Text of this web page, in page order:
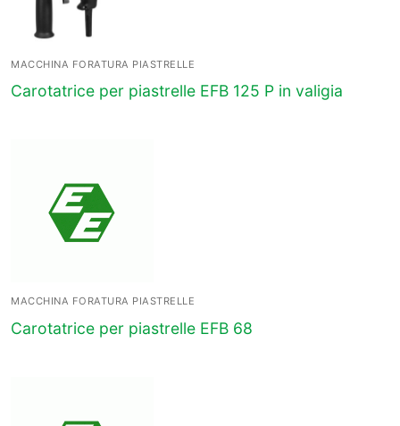
MACCHINA FORATURA PIASTRELLE
Carotatrice per piastrelle EFB 125 P in valigia
MACCHINA FORATURA PIASTRELLE
Carotatrice per piastrelle EFB 68